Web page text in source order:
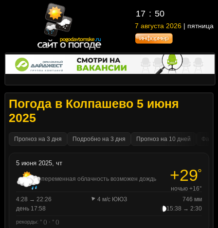
17 : 50
7 августа 2026 | пятница
Погода в Колпашево 5 июня
2025
Прогноз на 3 дня Подробно на 3 дня Прогноз на 10 дней
5 июня 2025, чт
переменная облачность возможен дождь +29°
ночью +16°
4:28 → 22:26
4 м/с ЮЮЗ
746 мм
день 17:58
15:38 → 2:30
рекорды: ° () · ° ()